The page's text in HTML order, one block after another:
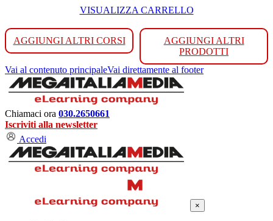
VISUALIZZA CARRELLO
AGGIUNGI ALTRI CORSI
AGGIUNGI ALTRI
PRODOTTI
Vai al contenuto principaleVai direttamente al footer
Chiamaci ora 030.2650661
Iscriviti alla newsletter
Accedi
×